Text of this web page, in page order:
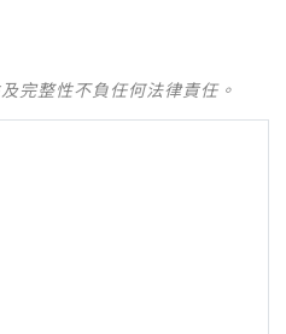
完整性不負任何法律責任。